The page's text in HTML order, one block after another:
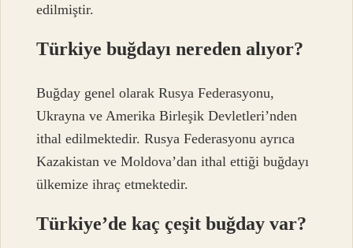
edilmiştir.
Türkiye buğdayı nereden alıyor?
Buğday genel olarak Rusya Federasyonu,
Ukrayna ve Amerika Birleşik Devletleri’nden
ithal edilmektedir. Rusya Federasyonu ayrıca
Kazakistan ve Moldova’dan ithal ettiği buğdayı
ülkemize ihraç etmektedir.
Türkiye’de kaç çeşit buğday var?